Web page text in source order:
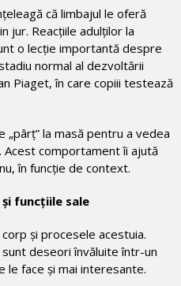
că limbajul le oferă
jur. Reacțiile adulților la
o lecție importantă despre
normal al dezvoltării
Piaget, în care copiii testează
„pârț” la masă pentru a vedea
Acest comportament îi ajută
în funcție de context.
funcțiile sale
și procesele acestuia.
deseori învăluite într-un
le face și mai interesante.